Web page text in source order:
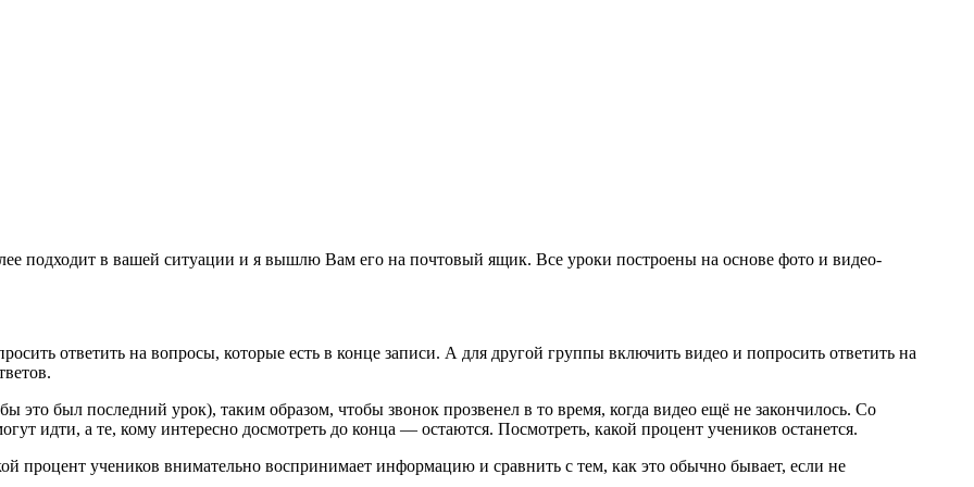
подходит в вашей ситуации и я вышлю Вам его на почтовый ящик. Все уроки построены на основе фото и видео-
ответить на вопросы, которые есть в конце записи. А для другой группы включить видео и попросить ответить на
это был последний урок), таким образом, чтобы звонок прозвенел в то время, когда видео ещё не закончилось. Со
идти, а те, кому интересно досмотреть до конца — остаются. Посмотреть, какой процент учеников останется.
процент учеников внимательно воспринимает информацию и сравнить с тем, как это обычно бывает, если не